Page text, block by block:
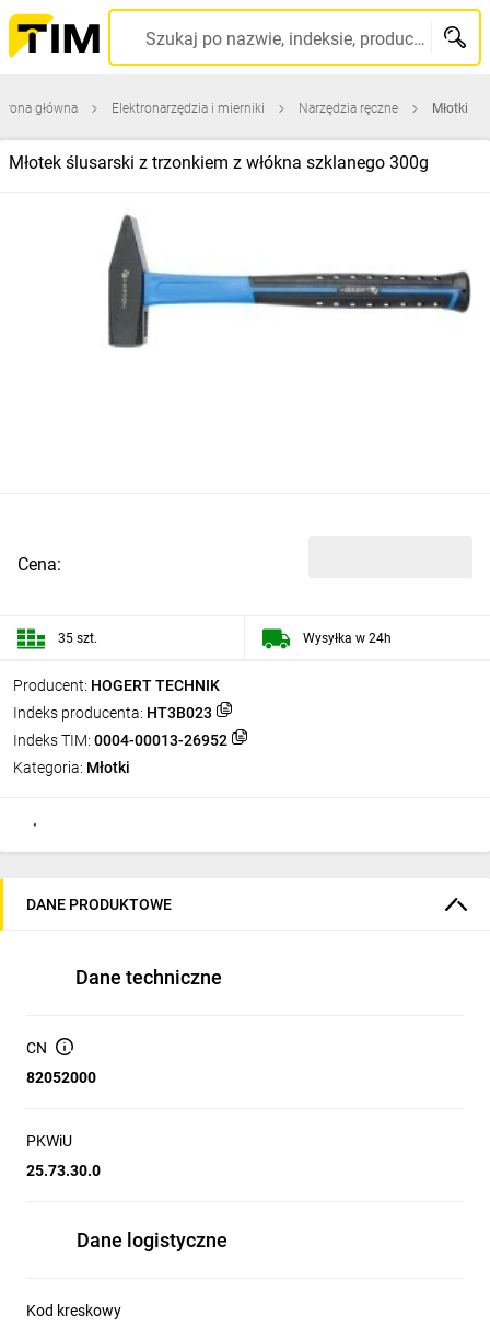
Szukaj po nazwie, indeksie, producencie, kodzie kreskowym...
główna Elektronarzędzia i mierniki Narzędzia ręczne Młotki
Młotek ślusarski z trzonkiem z włókna szklanego 300g
Producent: HOGERT TECHNIK
Indeks producenta: HT3B023
Indeks TIM: 0004-00013-26952
Kategoria: Młotki
Cena:
35 szt. Wysyłka w 24h
DANE PRODUKTOWE
Dane techniczne
CN
82052000
PKWiU
25.73.30.0
Dane logistyczne
Kod kreskowy